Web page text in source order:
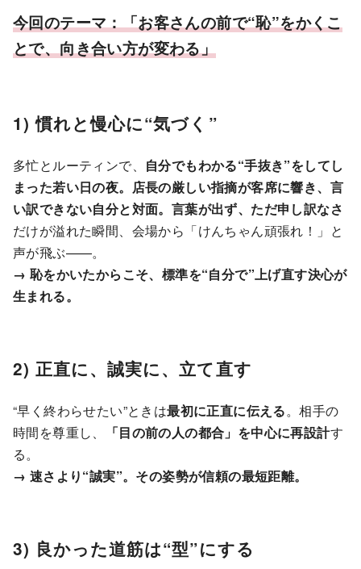
今回のテーマ：「お客さんの前で“恥”をかくこ
とで、向き合い方が変わる」
1) 慣れと慢心に“気づく”
多忙とルーティンで、 自分でもわかる“手抜き”をしてし
まった若い日の夜。店長の厳しい指摘が客席に響き、言
い訳できない自分と対面。言葉が出ず、ただ申し訳なさ
だけが溢れた瞬間、会場から「けんちゃん頑張れ！」と
声が飛ぶ——。
→ 恥をかいたからこそ、標準を“自分で”上げ直す決心が
生まれる。
2) 正直に、誠実に、立て直す
“早く終わらせたい”ときは最初に正直に伝える。相手の
時間を尊重し、
「目の前の人の都合」を中心に再設計す
る。
→ 速さより“誠実”。その姿勢が信頼の最短距離。
3) 良かった道筋は“型”にする